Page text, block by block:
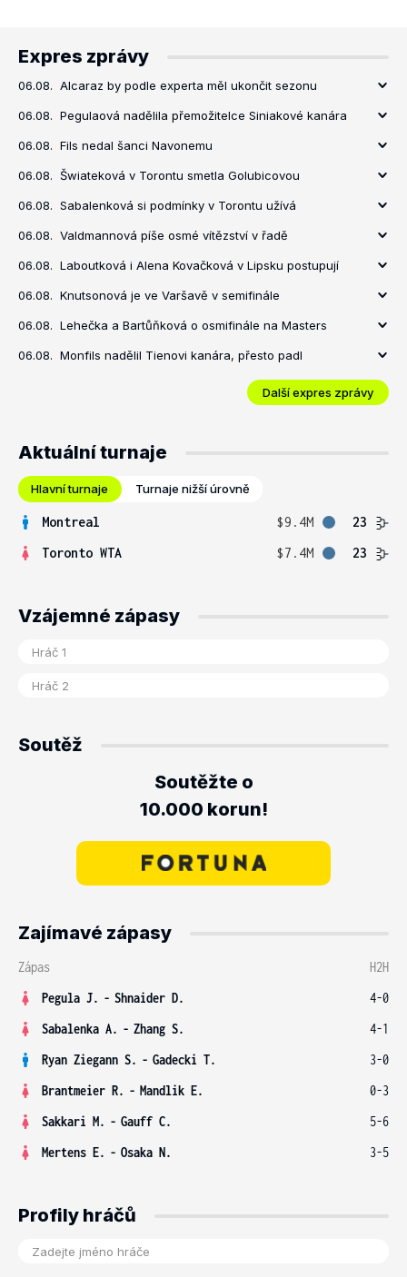
Expres zprávy
06.08. Alcaraz by podle experta měl ukončit sezonu
06.08. Pegulaová nadělila přemožitelce Siniakové kanára
06.08. Fils nedal šanci Navonemu
06.08. Šwiateková v Torontu smetla Golubicovou
06.08. Sabalenková si podmínky v Torontu užívá
06.08. Valdmannová píše osmé vítězství v řadě
06.08. Laboutková i Alena Kovačková v Lipsku postupují
06.08. Knutsonová je ve Varšavě v semifinále
06.08. Lehečka a Bartůňková o osmifinále na Masters
06.08. Monfils nadělil Tienovi kanára, přesto padl
Další expres zprávy
Aktuální turnaje
Hlavní turnaje Turnaje nižší úrovně
Montreal $9.4M
23
Toronto WTA
$7.4M 23
Vzájemné zápasy
Soutěž
Soutěžte o
10.000 korun!
Zajímavé zápasy
Zápas
H2H
Pegula J. - Shnaider D.
4-0
Sabalenka A. - Zhang S.
4-1
Ryan Ziegann S. - Gadecki T.
3-0
Brantmeier R. - Mandlik E.
0-3
Sakkari M. - Gauff C.
5-6
Mertens E. - Osaka N. 3-5
Profily hráčů